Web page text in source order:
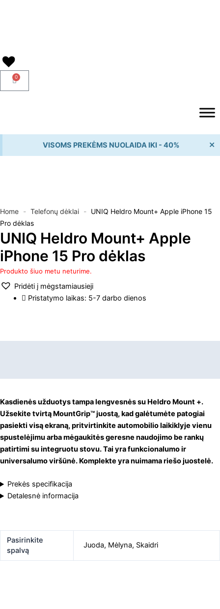
0Cart
VISOMS PREKĖMS NUOLAIDA IKI - 40% ×
Home - Telefonų dėklai - UNIQ Heldro Mount+ Apple iPhone 15
Pro dėklas
UNIQ Heldro Mount+ Apple
iPhone 15 Pro dėklas
Produkto šiuo metu neturime.
Pridėti į mėgstamiausieji
Pristatymo laikas: 5-7 darbo dienos
Kasdienės užduotys tampa lengvesnės su Heldro Mount +.
Užsekite tvirtą MountGrip™ juostą, kad galėtumėte patogiai
pasiekti visą ekraną, pritvirtinkite automobilio laikiklyje vienu
spustelėjimu arba mėgaukitės geresne naudojimo be rankų
patirtimi su integruotu stovu. Tai yra funkcionalumo ir
universalumo viršūnė. Komplekte yra nuimama riešo juostelė.
Prekės specifikacija
Detalesnė informacija
Pasirinkite
spalvą
Juoda, Mėlyna, Skaidri